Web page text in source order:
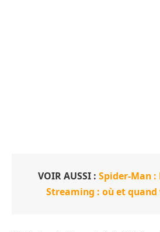
VOIR AUSSI : Spider-Man :
Streaming : où et